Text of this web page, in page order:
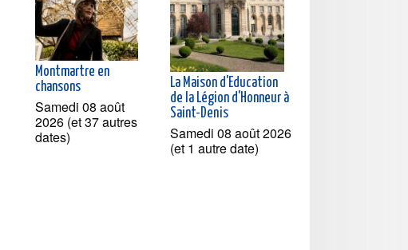
Montmartre en
chansons
Samedi 08 août
2026 (et 37 autres
dates)
La Maison d'Education
de la Légion d'Honneur à
Saint-Denis
Samedi 08 août 2026
(et 1 autre date)